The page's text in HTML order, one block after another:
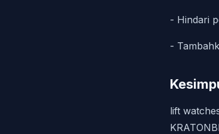
- Hindari
-
lift